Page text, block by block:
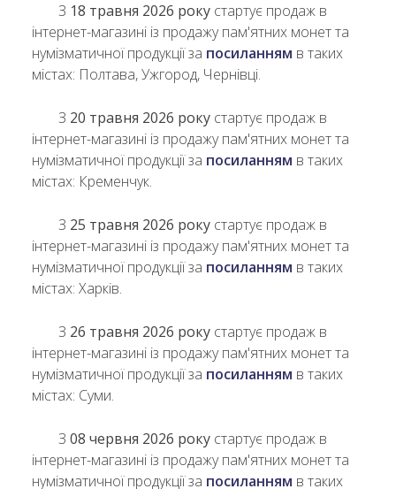
З 18 травня 2026 року стартує продаж в
інтернет-магазині із продажу пам'ятних монет та
нумізматичної продукції за посиланням в таких
містах: Полтава, Ужгород, Чернівці.
З 20 травня 2026 року стартує продаж в
інтернет-магазині із продажу пам'ятних монет та
нумізматичної продукції за посиланням в таких
містах: Кременчук.
З 25 травня 2026 року стартує продаж в
інтернет-магазині із продажу пам'ятних монет та
нумізматичної продукції за посиланням в таких
містах: Харків.
З 26 травня 2026 року стартує продаж в
інтернет-магазині із продажу пам'ятних монет та
нумізматичної продукції за посиланням в таких
містах: Суми.
З 08 червня 2026 року стартує продаж в
інтернет-магазині із продажу пам'ятних монет та
нумізматичної продукції за посиланням в таких